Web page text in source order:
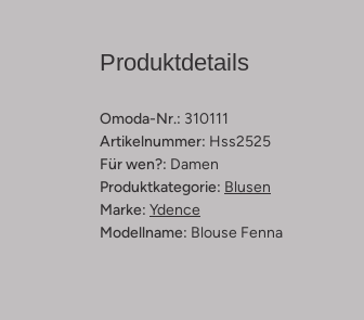
Produktdetails
Omoda-Nr.: 310111
Artikelnummer: Hss2525
Für wen?: Damen
Produktkategorie: Blusen
Marke: Ydence
Modellname: Blouse Fenna